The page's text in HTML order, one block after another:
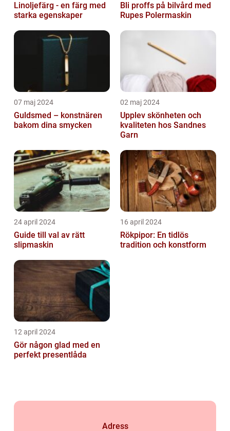
Linoljefärg - en färg med
starka egenskaper
Bli proffs på bilvård med
Rupes Polermaskin
07 maj 2024
Guldsmed – konstnären
bakom dina smycken
02 maj 2024
Upplev skönheten och
kvaliteten hos Sandnes
Garn
24 april 2024
Guide till val av rätt
slipmaskin
16 april 2024
Rökpipor: En tidlös
tradition och konstform
12 april 2024
Gör någon glad med en
perfekt presentlåda
Adress